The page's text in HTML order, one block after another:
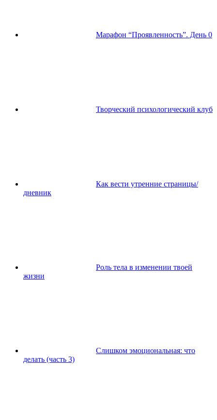
Марафон “Проявленность”. День 0
Творческий психологический клуб
Как вести утренние страницы/
дневник
Роль тела в изменении твоей
жизни
Слишком эмоциональная: что
делать (часть 3)